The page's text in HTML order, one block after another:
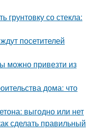
грунтовку со стекла:
посетителей
можно привезти из
дома: что
выгодно или нет
сделать правильный